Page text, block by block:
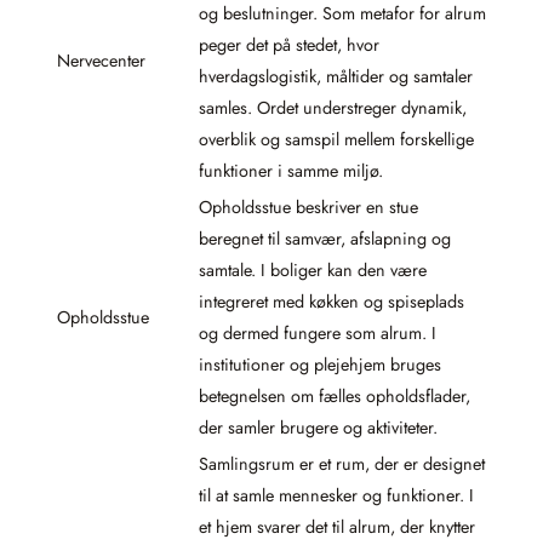
Nervecenter
og beslutninger. Som metafor for alrum
peger det på stedet, hvor
hverdagslogistik, måltider og samtaler
samles. Ordet understreger dynamik,
overblik og samspil mellem forskellige
funktioner i samme miljø.
Opholdsstue
Opholdsstue beskriver en stue
beregnet til samvær, afslapning og
samtale. I boliger kan den være
integreret med køkken og spiseplads
og dermed fungere som alrum. I
institutioner og plejehjem bruges
betegnelsen om fælles opholdsflader,
der samler brugere og aktiviteter.
Samlingsrum er et rum, der er designet
til at samle mennesker og funktioner. I
et hjem svarer det til alrum, der knytter